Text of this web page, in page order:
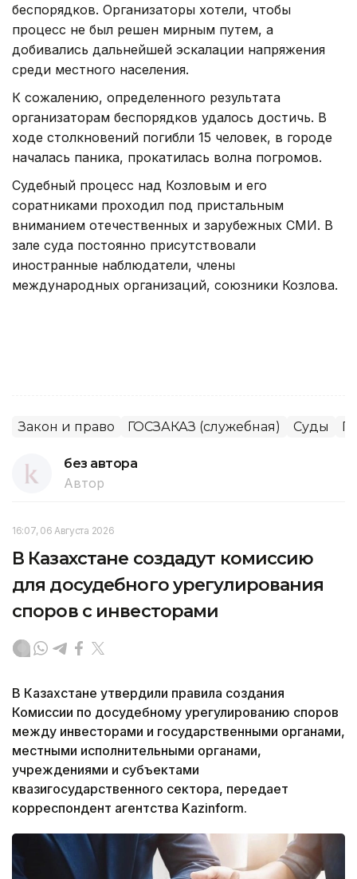
беспорядков. Организаторы хотели, чтобы
процесс не был решен мирным путем, а
добивались дальнейшей эскалации напряжения
среди местного населения.
К сожалению, определенного результата
организаторам беспорядков удалось достичь. В
ходе столкновений погибли 15 человек, в городе
началась паника, прокатилась волна погромов.
Судебный процесс над Козловым и его
соратниками проходил под пристальным
вниманием отечественных и зарубежных СМИ. В
зале суда постоянно присутствовали
иностранные наблюдатели, члены
международных организаций, союзники Козлова.
Закон и право ГОСЗАКАЗ (служебная) Суды
без автора
Автор
16:07, 06 Августа 2026
В Казахстане создадут комиссию
для досудебного урегулирования
споров с инвесторами
В Казахстане утвердили правила создания
Комиссии по досудебному урегулированию споров
между инвесторами и государственными органами,
местными исполнительными органами,
учреждениями и субъектами
квазигосударственного сектора, передает
корреспондент агентства Kazinform.